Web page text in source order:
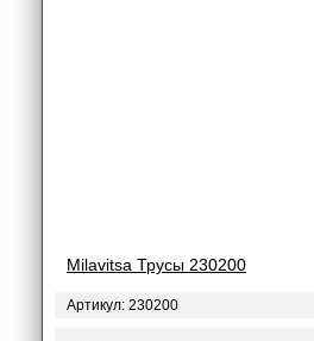
Milavitsa Трусы 230200
Артикул: 230200